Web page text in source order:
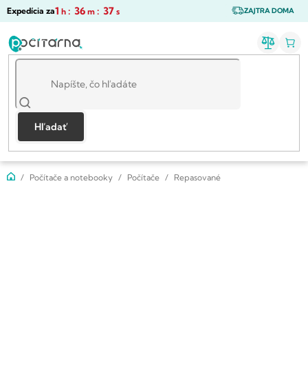
Prejsť
ZAJTRA DOMA
Expedícia za1 h : 36 m : 36 s
Hľadať
DomovPočítače a notebooky Počítače Repasované